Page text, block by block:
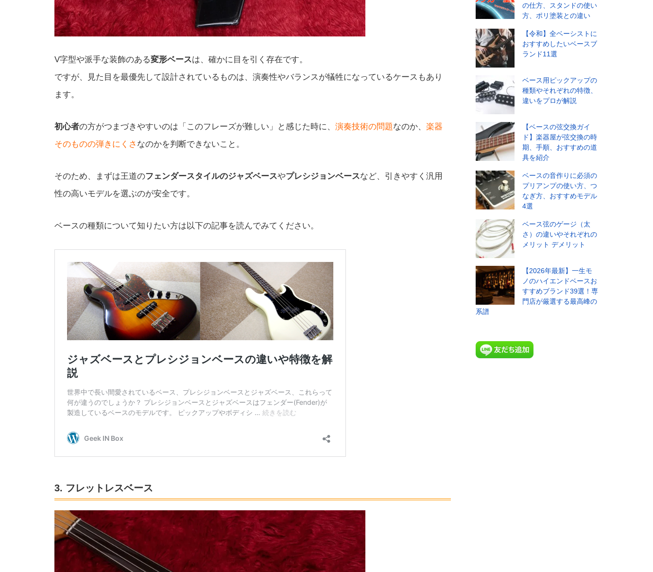
V字型や派手な装飾のある変形ベースは、確かに目を引く存在です。
ですが、見た目を最優先して設計されているものは、演奏性やバランスが犠牲になっているケースもあり
ます。
初心者の方がつまづきやすいのは「このフレーズが難しい」と感じた時に、演奏技術の問題なのか、楽器
そのものの弾きにくさ なのかを判断できないこと。
そのため、まずは王道のフェンダースタイルのジャズベースやプレシジョンベースなど、引きやすく汎用
性の高いモデルを選ぶのが安全です。
ベースの種類について知りたい方は以下の記事を読んでみてください。
3. フレットレスベース
の仕方、スタンドの使い
方、ポリ塗装との違い
【令和】全ベーシストに
おすすめしたいベースブ
ランド11選
ベース用ピックアップの
種類やそれぞれの特徴、
違いをプロが解説
【ベースの弦交換ガイ
ド】楽器屋が弦交換の時
期、手順、おすすめの道
具を紹介
ベースの音作りに必須の
プリアンプの使い方、つ
なぎ方、おすすめモデル
4選
ベース弦のゲージ（太
さ）の違いやそれぞれの
メリット デメリット
【2026年最新】一生モ
ノのハイエンドベースお
すすめブランド39選！専
門店が厳選する最高峰の
系譜